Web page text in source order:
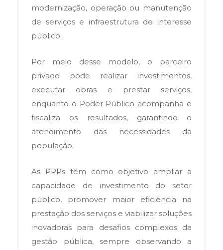
modernização, operação ou manutenção
de serviços e infraestrutura de interesse
público.
Por meio desse modelo, o parceiro
privado pode realizar investimentos,
executar obras e prestar serviços,
enquanto o Poder Público acompanha e
fiscaliza os resultados, garantindo o
atendimento das necessidades da
população.
As PPPs têm como objetivo ampliar a
capacidade de investimento do setor
público, promover maior eficiência na
prestação dos serviços e viabilizar soluções
inovadoras para desafios complexos da
gestão pública, sempre observando a